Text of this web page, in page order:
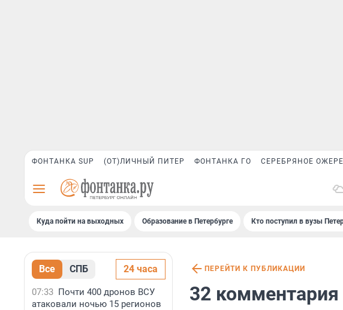
ФОНТАНКА SUP (ОТ)ЛИЧНЫЙ ПИТЕР ФОНТАНКА ГО СЕРЕБРЯНОЕ
Куда пойти на выходных Образование в Петербурге Кто поступил в вузы
Все СПБ 24 часа
07:33 Почти 400 дронов ВСУ
атаковали ночью 15 регионов
ПЕРЕЙТИ К ПУБЛИКАЦИИ
32